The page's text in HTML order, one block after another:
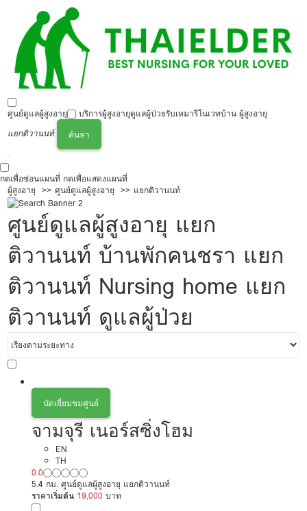
ศูนย์ดูแลผู้สูงอายุ บริการผู้สูงอายุดูแลผู้ป่วยรับเหมารีโนเวทบ้าน ผู้สูงอายุ
แยกติวานนท์
ค้นหา
กดเพื่อซ่อนแผนที่ กดเพื่อแสดงแผนที่
ผู้สูงอายุ
ศูนย์ดูแลผู้สูงอายุ แยกติวานนท์
ศูนย์ดูแลผู้สูงอายุ แยก
ติวานนท์ บ้านพักคนชรา แยก
ติวานนท์ Nursing home แยก
ติวานนท์ ดูแลผู้ป่วย
นัดเยี่ยมชมศูนย์
จามจุรี เนอร์สซิ่งโฮม
EN
TH
0.0
5.4 กม. ศูนย์ดูแลผู้สูงอายุ แยกติวานนท์
ราคาเริ่มต้น 19,000 บาท